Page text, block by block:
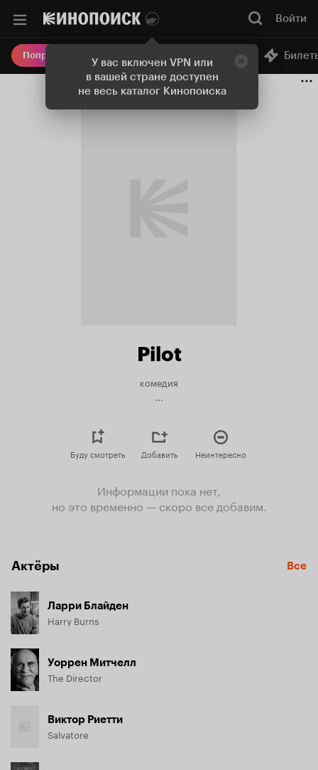
У вас включен VPN или
в вашей стране доступен
не весь каталог Кинопоиска
Войти
Попробовать Плюс Онлайн-кинотеатр
Pilot
комедия
...
Буду смотреть Добавить Неинтересно
Информации пока нет,
но это временно — скоро все добавим.
Актёры Все
Ларри Блайден
Harry Burns
Уоррен Митчелл
The Director
Виктор Риетти
Salvatore